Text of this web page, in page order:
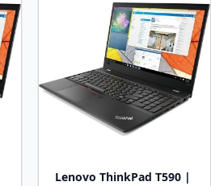
Lenovo ThinkPad T590 |